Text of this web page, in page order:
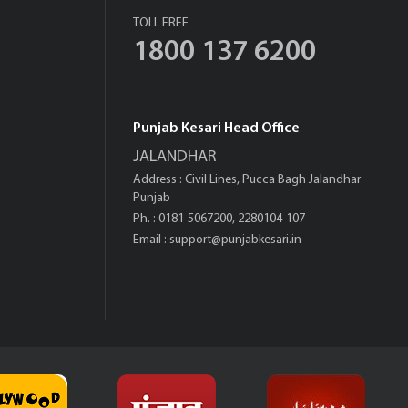
TOLL FREE
1800 137 6200
Punjab Kesari Head Office
JALANDHAR
Address : Civil Lines, Pucca Bagh Jalandhar
Punjab
Ph. : 0181-5067200, 2280104-107
Email : support@punjabkesari.in